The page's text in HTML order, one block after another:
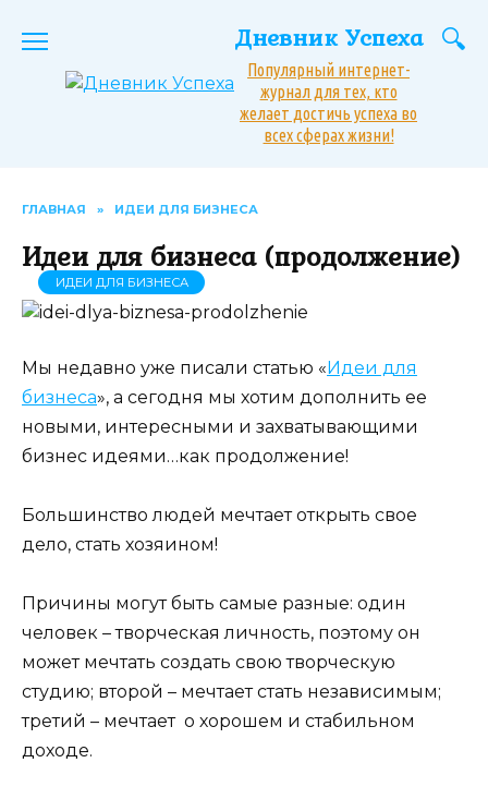
Дневник Успеха
Популярный интернет-
журнал для тех, кто
желает достичь успеха во
всех сферах жизни!
ГЛАВНАЯ » ИДЕИ ДЛЯ БИЗНЕСА
Идеи для бизнеса (продолжение)
ИДЕИ ДЛЯ БИЗНЕСА
Мы недавно уже писали статью «Идеи для
бизнеса», а сегодня мы хотим дополнить ее
новыми, интересными и захватывающими
бизнес идеями…как продолжение!
Большинство людей мечтает открыть свое
дело, стать хозяином!
Причины могут быть самые разные: один
человек – творческая личность, поэтому он
может мечтать создать свою творческую
студию; второй – мечтает стать независимым;
третий – мечтает о хорошем и стабильном
доходе.